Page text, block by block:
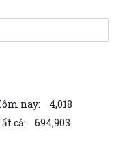
nay:
4,018
cả: 694,903